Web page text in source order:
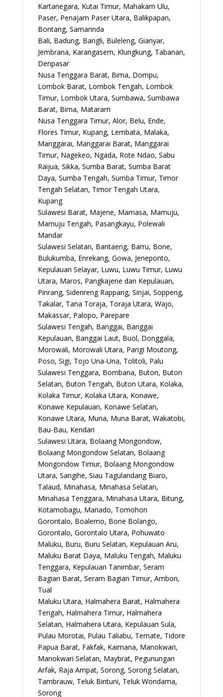
Kartanegara, Kutai Timur, Mahakam Ulu,
Paser, Penajam Paser Utara, Balikpapan,
Bontang, Samarinda
Bali, Badung, Bangli, Buleleng, Gianyar,
Jembrana, Karangasem, Klungkung, Tabanan,
Denpasar
Nusa Tenggara Barat, Bima, Dompu,
Lombok Barat, Lombok Tengah, Lombok
Timur, Lombok Utara, Sumbawa, Sumbawa
Barat, Bima, Mataram
Nusa Tenggara Timur, Alor, Belu, Ende,
Flores Timur, Kupang, Lembata, Malaka,
Manggarai, Manggarai Barat, Manggarai
Timur, Nagekeo, Ngada, Rote Ndao, Sabu
Raijua, Sikka, Sumba Barat, Sumba Barat
Daya, Sumba Tengah, Sumba Timur, Timor
Tengah Selatan, Timor Tengah Utara,
Kupang
Sulawesi Barat, Majene, Mamasa, Mamuju,
Mamuju Tengah, Pasangkayu, Polewali
Mandar
Sulawesi Selatan, Bantaeng, Barru, Bone,
Bulukumba, Enrekang, Gowa, Jeneponto,
Kepulauan Selayar, Luwu, Luwu Timur, Luwu
Utara, Maros, Pangkajene dan Kepulauan,
Pinrang, Sidenreng Rappang, Sinjai, Soppeng,
Takalar, Tana Toraja, Toraja Utara, Wajo,
Makassar, Palopo, Parepare
Sulawesi Tengah, Banggai, Banggai
Kepulauan, Banggai Laut, Buol, Donggala,
Morowali, Morowali Utara, Parigi Moutong,
Poso, Sigi, Tojo Una-Una, Tolitoli, Palu
Sulawesi Tenggara, Bombana, Buton, Buton
Selatan, Buton Tengah, Buton Utara, Kolaka,
Kolaka Timur, Kolaka Utara, Konawe,
Konawe Kepulauan, Konawe Selatan,
Konawe Utara, Muna, Muna Barat, Wakatobi,
Bau-Bau, Kendari
Sulawesi Utara, Bolaang Mongondow,
Bolaang Mongondow Selatan, Bolaang
Mongondow Timur, Bolaang Mongondow
Utara, Sangihe, Siau Tagulandang Biaro,
Talaud, Minahasa, Minahasa Selatan,
Minahasa Tenggara, Minahasa Utara, Bitung,
Kotamobagu, Manado, Tomohon
Gorontalo, Boalemo, Bone Bolango,
Gorontalo, Gorontalo Utara, Pohuwato
Maluku, Buru, Buru Selatan, Kepulauan Aru,
Maluku Barat Daya, Maluku Tengah, Maluku
Tenggara, Kepulauan Tanimbar, Seram
Bagian Barat, Seram Bagian Timur, Ambon,
Tual
Maluku Utara, Halmahera Barat, Halmahera
Tengah, Halmahera Timur, Halmahera
Selatan, Halmahera Utara, Kepulauan Sula,
Pulau Morotai, Pulau Taliabu, Ternate, Tidore
Papua Barat, Fakfak, Kaimana, Manokwari,
Manokwari Selatan, Maybrat, Pegunungan
Arfak, Raja Ampat, Sorong, Sorong Selatan,
Tambrauw, Teluk Bintuni, Teluk Wondama,
Sorong